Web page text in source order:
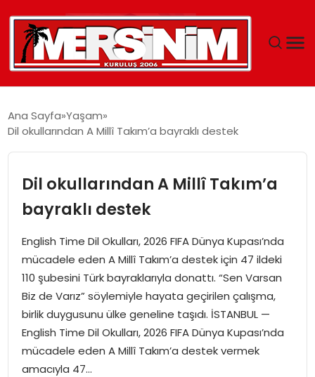
GÜNCEL
SAĞLIK
EĞITIM
SPOR
EKONOMI
MAGAZIN
Ana Sayfa Yaşam
Dil okullarından A Millî Takım’a bayraklı destek
Dil okullarından A Millî Takım’a
bayraklı destek
English Time Dil Okulları, 2026 FIFA Dünya Kupası’nda
mücadele eden A Millî Takım’a destek için 47 ildeki
110 şubesini Türk bayraklarıyla donattı. “Sen Varsan
Biz de Varız” söylemiyle hayata geçirilen çalışma,
birlik duygusunu ülke geneline taşıdı. İSTANBUL —
English Time Dil Okulları, 2026 FIFA Dünya Kupası’nda
mücadele eden A Millî Takım’a destek vermek
amacıyla 47…